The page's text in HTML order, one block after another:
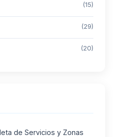
(15)
(29)
(20)
de Servicios y Zonas